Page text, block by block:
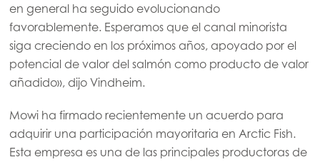
Mowi Scotland
Mowi SpainACTIVE
Americas
Mowi Canada East
en general ha seguido evolucionando
favorablemente. Esperamos que el canal minorista
siga creciendo en los próximos años, apoyado por el
potencial de valor del salmón como producto de valor
añadido», dijo Vindheim.
Mowi ha firmado recientemente un acuerdo para
adquirir una participación mayoritaria en Arctic Fish.
Esta empresa es una de las principales productoras de